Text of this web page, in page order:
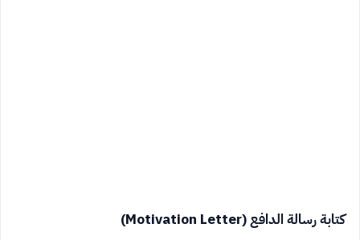
كتابة رسالة الدافع (Motivation Letter)